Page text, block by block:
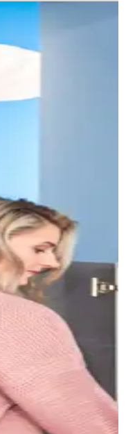
Duravit No.1, se
en el que, por
problemas. La